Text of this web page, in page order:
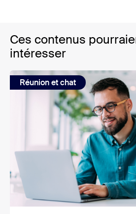
Ces contenus
intéresser
Réunion et chat